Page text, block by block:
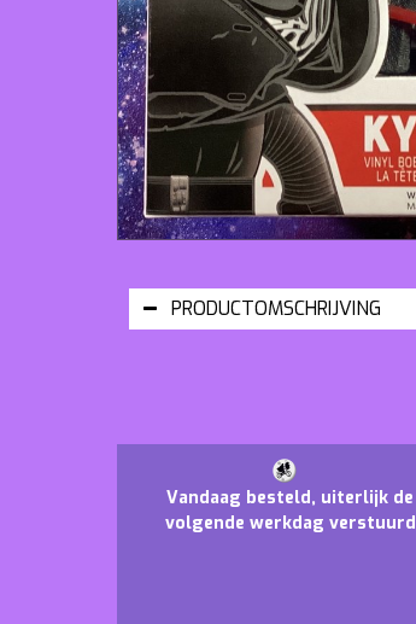
PRODUCTOMSCHRIJVING
Vandaag besteld, uiterlijk de
volgende werkdag verstuurd